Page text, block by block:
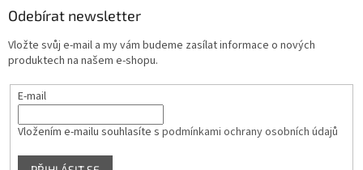
Odebírat newsletter
Vložte svůj e-mail a my vám budeme zasílat informace o nových
produktech na našem e-shopu.
E-mail
Vložením e-mailu souhlasíte s podmínkami ochrany osobních údajů